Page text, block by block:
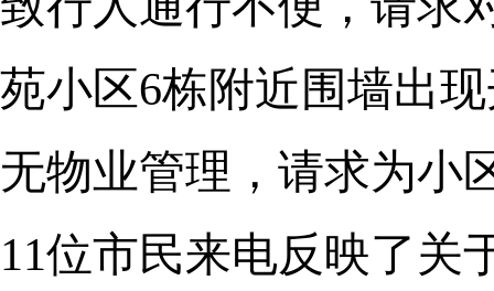
苑小区6栋附近围墙出
无物业管理，请求为小
11位市民来电反映了关